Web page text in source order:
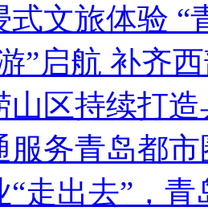
式文旅体验 “
”启航 补齐
山区持续打
服务青岛都
“走出去”，